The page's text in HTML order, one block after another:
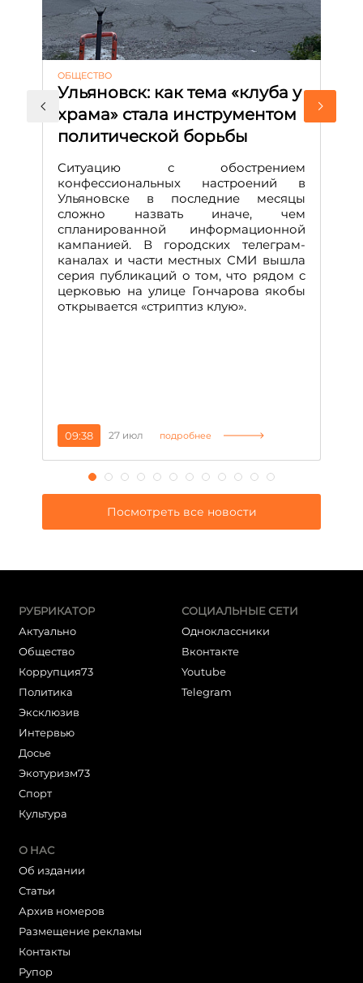
ОБЩЕСТВО
Ульяновск: как тема «клуба у
храма» стала инструментом
политической борьбы
Ситуацию с обострением
конфессиональных настроений в
Ульяновске в последние месяцы
сложно назвать иначе, чем
спланированной информационной
кампанией. В городских телеграм-
каналах и части местных СМИ вышла
серия публикаций о том, что рядом с
церковью на улице Гончарова якобы
открывается «стриптиз клую».
09:38 27 июл подробнее
Посмотреть все новости
РУБРИКАТОР
Актуально
Общество
Коррупция73
Политика
Эксклюзив
Интервью
Досье
Экотуризм73
Cпорт
Культура
СОЦИАЛЬНЫЕ СЕТИ
Одноклассники
Вконтакте
Youtube
Telegram
О НАС
Об издании
Статьи
Архив номеров
Размещение рекламы
Контакты
Рупор